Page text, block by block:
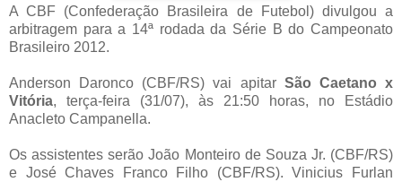
A CBF (Confederação Brasileira de Futebol) divulgou a
arbitragem para a 14ª rodada da Série B do Campeonato
Brasileiro 2012.
Anderson Daronco (CBF/RS) vai apitar São Caetano x
Vitória, terça-feira (31/07), às 21:50 horas, no Estádio
Anacleto Campanella.
Os assistentes serão João Monteiro de Souza Jr. (CBF/RS)
e José Chaves Franco Filho (CBF/RS). Vinicius Furlan